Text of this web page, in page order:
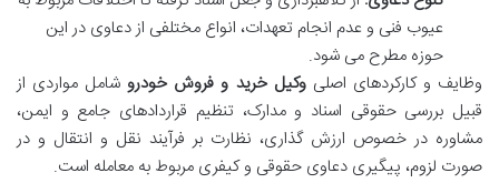
عیوب فنی و عدم انجام تعهدات، انواع مختلفی از دعاوی در این
حوزه مطرح می شود.
وظایف و کارکردهای اصلیوکیل خرید و فروش خودروشامل مواردی از
قبیل بررسی حقوقی اسناد و مدارک، تنظیم قراردادهای جامع و ایمن،
مشاوره در خصوص ارزش گذاری، نظارت بر فرآیند نقل و انتقال و در
صورت لزوم، پیگیری دعاوی حقوقی و کیفری مربوط به معامله است.